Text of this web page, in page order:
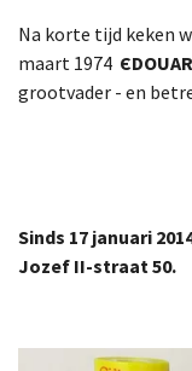
Na korte tijd keken
maart 1974
grootvader - en
Sinds 17 januari
Jozef II-straat 50.